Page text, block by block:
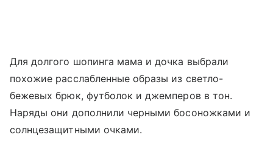
Для долгого шопинга мама и дочка выбрали
похожие расслабленные образы из светло-
бежевых брюк, футболок и джемперов в тон.
Наряды они дополнили черными босоножками и
солнцезащитными очками.